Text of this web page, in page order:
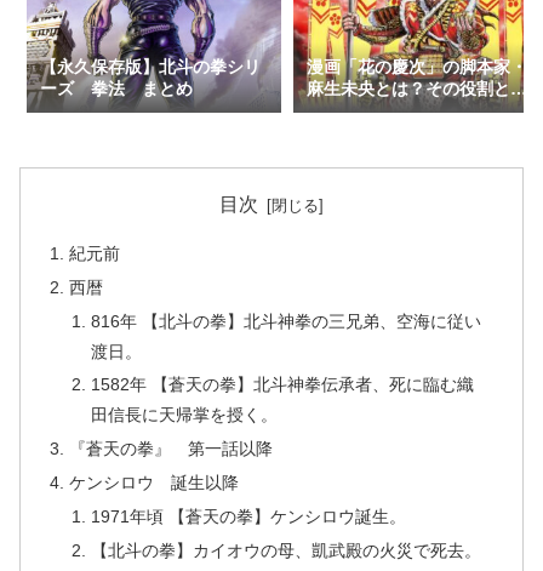
【永久保存版】北斗の拳シリ
ーズ 拳法 まとめ
漫画「花の慶次」の脚本家・
麻生未央とは？その役割と謎
に迫る
目次
紀元前
西暦
816年 【北斗の拳】北斗神拳の三兄弟、空海に従い
渡日。
1582年 【蒼天の拳】北斗神拳伝承者、死に臨む織
田信長に天帰掌を授く。
『蒼天の拳』 第一話以降
ケンシロウ 誕生以降
1971年頃 【蒼天の拳】ケンシロウ誕生。
【北斗の拳】カイオウの母、凱武殿の火災で死去。